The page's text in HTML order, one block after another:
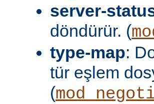
server-
döndürür. (
type-map:
tür eşlem
(